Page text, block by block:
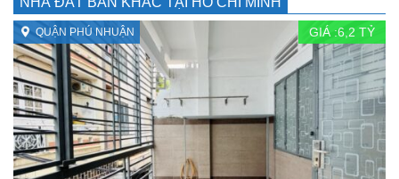
QUẬN PHÚ NHUẬN GIÁ :6,2 TỶ